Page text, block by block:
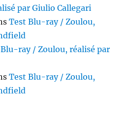
par Giulio Callegari
Test Blu-ray / Zoulou,
ray / Zoulou, réalisé par
Test Blu-ray / Zoulou,